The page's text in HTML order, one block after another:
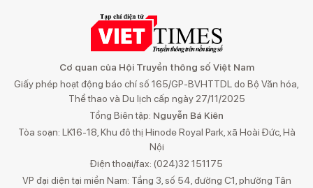
Cơ quan của Hội Truyền thông số Việt Nam
Giấy phép hoạt động báo chí số 165/GP-BVHTTDL do Bộ Văn hóa,
Thể thao và Du lịch cấp ngày 27/11/2025
Tổng Biên tập: Nguyễn Bá Kiên
Tòa soạn: LK16-18, Khu đô thị Hinode Royal Park, xã Hoài Đức, Hà
Nội
Điện thoại/fax: (024)32 151175
VP đại diện tại miền Nam: Tầng 3, số 54, đường C1, phường Tân